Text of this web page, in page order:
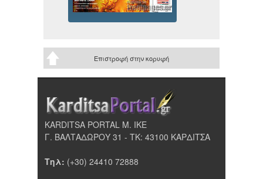
Επιστροφή στην κορυφή
KARDITSA PORTAL Μ. ΙΚΕ
Γ. ΒΑΛΤΑΔΩΡΟΥ 31 - ΤΚ: 43100 ΚΑΡΔΙΤΣΑ
Τηλ: (+30) 24410 72888